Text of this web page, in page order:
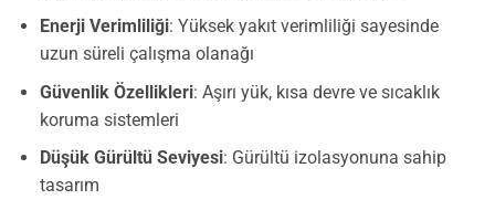
Enerji Verimliliği: Yüksek yakıt verimliliği sayesinde
uzun süreli çalışma olanağı
Güvenlik Özellikleri: Aşırı yük, kısa devre ve sıcaklık
koruma sistemleri
Düşük Gürültü Seviyesi: Gürültü izolasyonuna sahip
tasarım